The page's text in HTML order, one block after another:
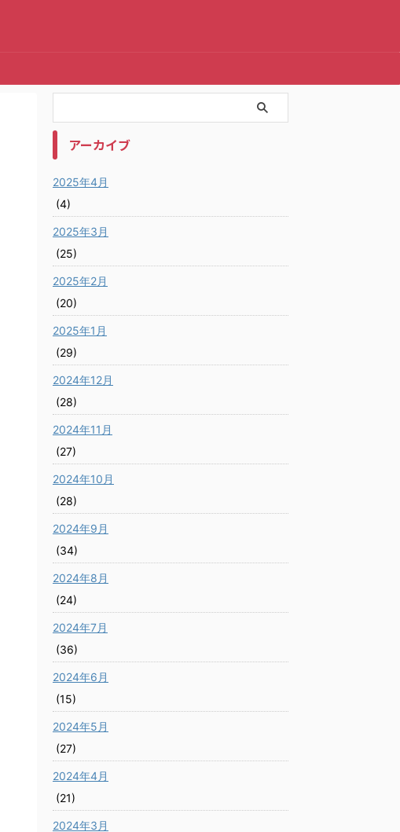
アーカイブ
2025年4月
(4)
2025年3月
(25)
2025年2月
(20)
2025年1月
(29)
2024年12月
(28)
2024年11月
(27)
2024年10月
(28)
2024年9月
(34)
2024年8月
(24)
2024年7月
(36)
2024年6月
(15)
2024年5月
(27)
2024年4月
(21)
2024年3月